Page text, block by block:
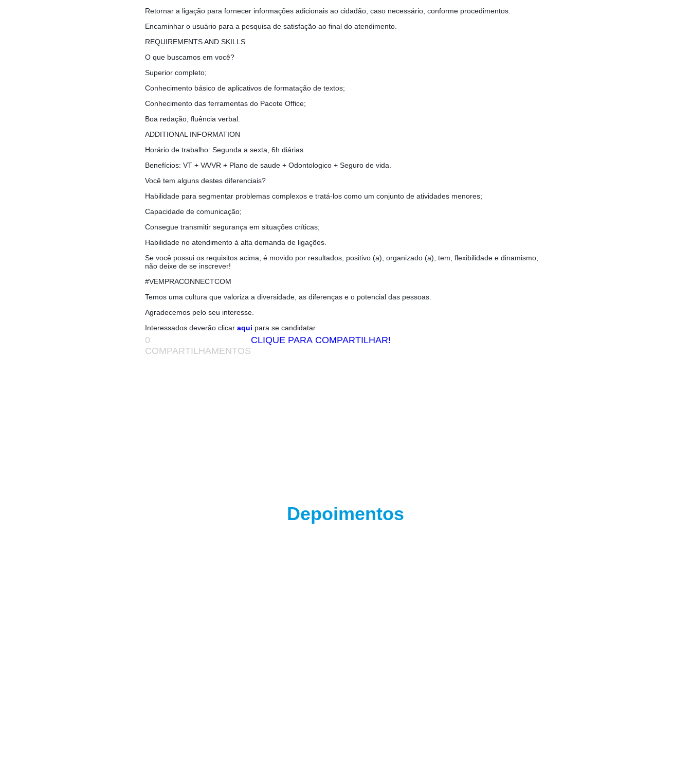
Retornar a ligação para fornecer informações adicionais ao cidadão, caso necessário, conforme procedimentos.
Encaminhar o usuário para a pesquisa de satisfação ao final do atendimento.
REQUIREMENTS AND SKILLS
O que buscamos em você?
Superior completo;
Conhecimento básico de aplicativos de formatação de textos;
Conhecimento das ferramentas do Pacote Office;
Boa redação, fluência verbal.
ADDITIONAL INFORMATION
Horário de trabalho: Segunda a sexta, 6h diárias
Benefícios: VT + VA/VR + Plano de saude + Odontologico + Seguro de vida.
Você tem alguns destes diferenciais?
Habilidade para segmentar problemas complexos e tratá-los como um conjunto de atividades menores;
Capacidade de comunicação;
Consegue transmitir segurança em situações críticas;
Habilidade no atendimento à alta demanda de ligações.
Se você possui os requisitos acima, é movido por resultados, positivo (a), organizado (a), tem, flexibilidade e dinamismo,
não deixe de se inscrever!
#VEMPRACONNECTCOM
Temos uma cultura que valoriza a diversidade, as diferenças e o potencial das pessoas.
Agradecemos pelo seu interesse.
Interessados deverão clicar aqui para se candidatar
0
COMPARTILHAMENTOS
CLIQUE PARA COMPARTILHAR!
Depoimentos